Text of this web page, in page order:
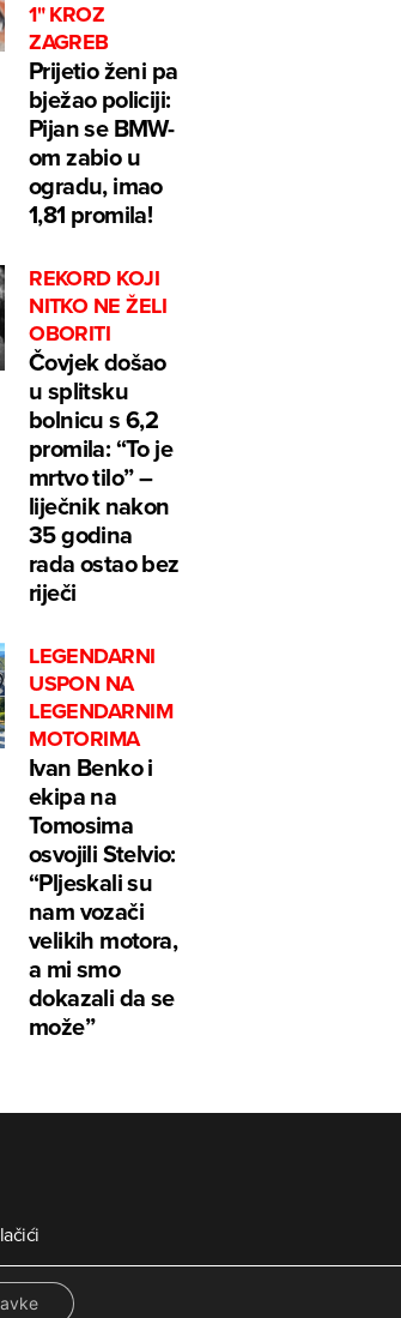
1" KROZ
ZAGREB
Prijetio ženi pa
bježao policiji:
Pijan se BMW-
om zabio u
ogradu, imao
1,81 promila!
REKORD KOJI
NITKO NE ŽELI
OBORITI
Čovjek došao
u splitsku
bolnicu s 6,2
promila: “To je
mrtvo tilo” –
liječnik nakon
35 godina
rada ostao bez
riječi
LEGENDARNI
USPON NA
LEGENDARNIM
MOTORIMA
Ivan Benko i
ekipa na
Tomosima
osvojili Stelvio:
“Pljeskali su
nam vozači
velikih motora,
a mi smo
dokazali da se
može”